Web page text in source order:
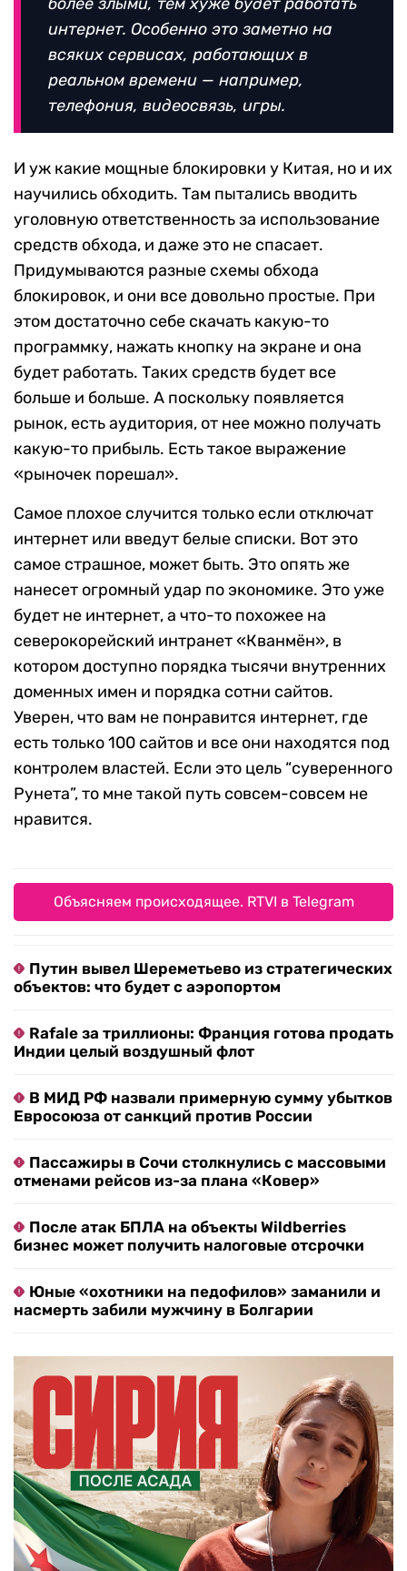
интернет. Особенно это заметно на
всяких сервисах, работающих в
реальном времени — например,
телефония, видеосвязь, игры.
И уж какие мощные блокировки у Китая, но и их
научились обходить. Там пытались вводить
уголовную ответственность за использование
средств обхода, и даже это не спасает.
Придумываются разные схемы обхода
блокировок, и они все довольно простые. При
этом достаточно себе скачать какую-то
программку, нажать кнопку на экране и она
будет работать. Таких средств будет все
больше и больше. А поскольку появляется
рынок, есть аудитория, от нее можно получать
какую-то прибыль. Есть такое выражение
«рыночек порешал».
Самое плохое случится только если отключат
интернет или введут белые списки. Вот это
самое страшное, может быть. Это опять же
нанесет огромный удар по экономике. Это уже
будет не интернет, а что-то похожее на
северокорейский интранет «Кванмён», в
котором доступно порядка тысячи внутренних
доменных имен и порядка сотни сайтов.
Уверен, что вам не понравится интернет, где
есть только 100 сайтов и все они находятся под
контролем властей. Если это цель “суверенного
Рунета”, то мне такой путь совсем-совсем не
нравится.
Объясняем происходящее. RTVI в Telegram
Путин вывел Шереметьево из стратегических
объектов: что будет с аэропортом
Rafale за триллионы: Франция готова продать
Индии целый воздушный флот
В МИД РФ назвали примерную сумму убытков
Евросоюза от санкций против России
Пассажиры в Сочи столкнулись с массовыми
отменами рейсов из-за плана «Ковер»
После атак БПЛА на объекты Wildberries
бизнес может получить налоговые отсрочки
Юные «охотники на педофилов» заманили и
насмерть забили мужчину в Болгарии